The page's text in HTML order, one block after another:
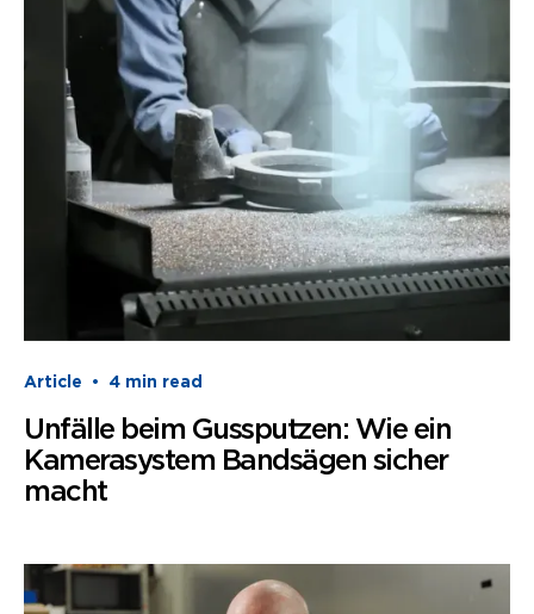
Article • 4 min read
Unfälle beim Gussputzen: Wie ein
Kamerasystem Bandsägen sicher
macht